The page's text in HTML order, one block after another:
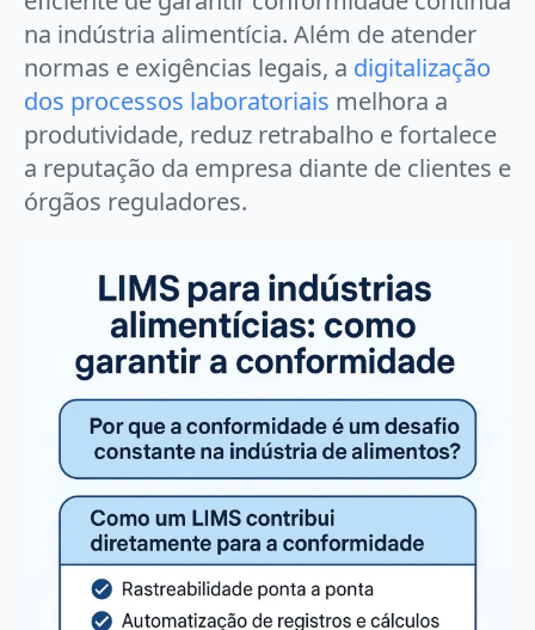
na indústria alimentícia. Além de atender
normas e exigências legais, a digitalização
dos processos laboratoriais melhora a
produtividade, reduz retrabalho e fortalece
a reputação da empresa diante de clientes e
órgãos reguladores.